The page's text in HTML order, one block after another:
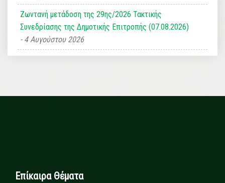
Ζωντανή μετάδοση της 29ης/2026 Τακτικής
Συνεδρίασης της Δημοτικής Επιτροπής (07.08.2026)
4 Αυγούστου 2026
Επίκαιρα Θέματα